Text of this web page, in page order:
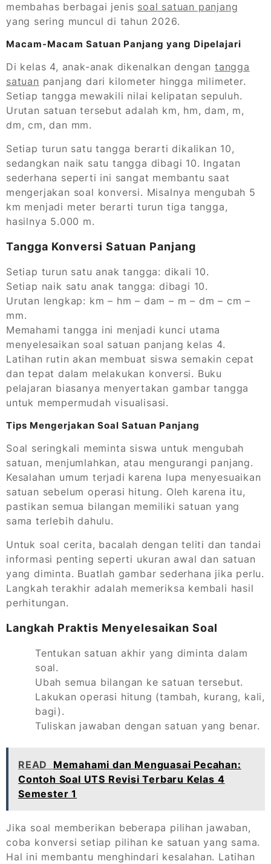
membahas berbagai jenis soal satuan panjang
yang sering muncul di tahun 2026.
Macam-Macam Satuan Panjang yang Dipelajari
Di kelas 4, anak-anak dikenalkan dengan tangga
satuan panjang dari kilometer hingga milimeter.
Setiap tangga mewakili nilai kelipatan sepuluh.
Urutan satuan tersebut adalah km, hm, dam, m,
dm, cm, dan mm.
Setiap turun satu tangga berarti dikalikan 10,
sedangkan naik satu tangga dibagi 10. Ingatan
sederhana seperti ini sangat membantu saat
mengerjakan soal konversi. Misalnya mengubah 5
km menjadi meter berarti turun tiga tangga,
hasilnya 5.000 m.
Tangga Konversi Satuan Panjang
Setiap turun satu anak tangga: dikali 10.
Setiap naik satu anak tangga: dibagi 10.
Urutan lengkap: km – hm – dam – m – dm – cm –
mm.
Memahami tangga ini menjadi kunci utama
menyelesaikan soal satuan panjang kelas 4.
Latihan rutin akan membuat siswa semakin cepat
dan tepat dalam melakukan konversi. Buku
pelajaran biasanya menyertakan gambar tangga
untuk mempermudah visualisasi.
Tips Mengerjakan Soal Satuan Panjang
Soal seringkali meminta siswa untuk mengubah
satuan, menjumlahkan, atau mengurangi panjang.
Kesalahan umum terjadi karena lupa menyesuaikan
satuan sebelum operasi hitung. Oleh karena itu,
pastikan semua bilangan memiliki satuan yang
sama terlebih dahulu.
Untuk soal cerita, bacalah dengan teliti dan tandai
informasi penting seperti ukuran awal dan satuan
yang diminta. Buatlah gambar sederhana jika perlu.
Langkah terakhir adalah memeriksa kembali hasil
perhitungan.
Langkah Praktis Menyelesaikan Soal
Tentukan satuan akhir yang diminta dalam
soal.
Ubah semua bilangan ke satuan tersebut.
Lakukan operasi hitung (tambah, kurang, kali,
bagi).
Tuliskan jawaban dengan satuan yang benar.
READ
Memahami dan Menguasai Pecahan:
Contoh Soal UTS Revisi Terbaru Kelas 4
Semester 1
Jika soal memberikan beberapa pilihan jawaban,
coba konversi setiap pilihan ke satuan yang sama.
Hal ini membantu menghindari kesalahan. Latihan